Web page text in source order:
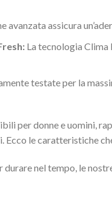
avanzata assicura
La tecnologia Clima
testate per la
per donne e uomini,
le caratteristiche
nel tempo, le